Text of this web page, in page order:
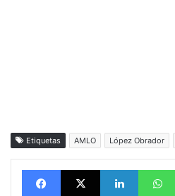
Etiquetas AMLO López Obrador
FacebookX LinkedIn